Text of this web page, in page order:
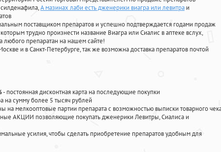
силденафила,А мазинах лаби есть дженерики виагра или левитра и
поставщиком препаратов и успешно подтверждается годами продаж
трудно произнести название Виагра или Сиалис в аптеке вслух,
любого препаратан на нашем сайте!
и в Санкт-Петербурге, так же возможна доставка препаратов почтой
- постоянная дисконтная карта на последующие покупки
на сумму более 5 тысяч рублей
мелкооптовые партии препарата с возможностью выписки товарного
АКЦИИ позволяющие покупать дженерики Левитры, Сиалиса и
усилия, чтобы сделать приобретение препаратов удобным для